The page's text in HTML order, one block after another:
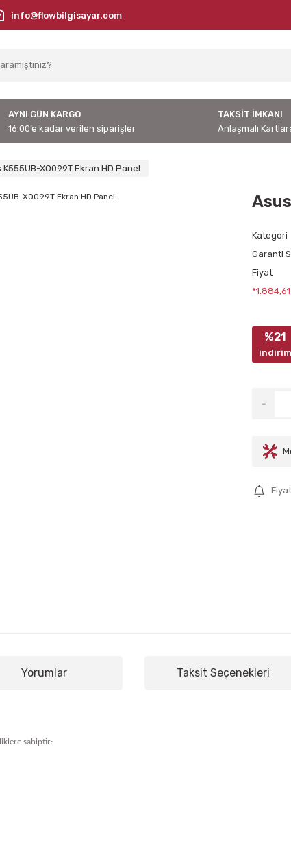
info@flowbilgisayar.com
AYNI GÜN KARGO
16:00’e kadar verilen siparişler
TAKSİT İMKANI
Anlaşmalı
K555UB-XO099T Ekran HD Panel
Kategori
Garanti
Fiyat
%21
indirim
Yorumlar Taksit Seçenekleri
sahiptir: